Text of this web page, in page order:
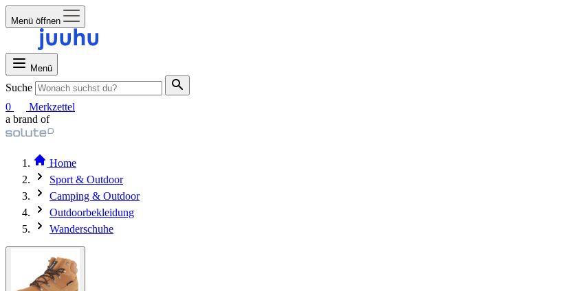
Menü öffnen
Menü
Suche
0
Merkzettel
a brand of
Home
Sport & Outdoor
Camping & Outdoor
Outdoorbekleidung
Wanderschuhe